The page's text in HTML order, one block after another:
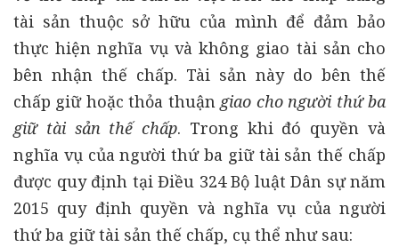
tài sản thuộc sở hữu của mình để đảm bảo
thực hiện nghĩa vụ và không giao tài sản cho
bên nhận thế chấp. Tài sản này do bên thế
chấp giữ hoặc thỏa thuậngiao cho người thứ ba
giữ tài sản thế chấp. Trong khi đó quyền và
nghĩa vụ của người thứ ba giữ tài sản thế chấp
được quy định tại Điều 324 Bộ luật Dân sự năm
2015 quy định quyền và nghĩa vụ của người
thứ ba giữ tài sản thế chấp, cụ thể như sau: